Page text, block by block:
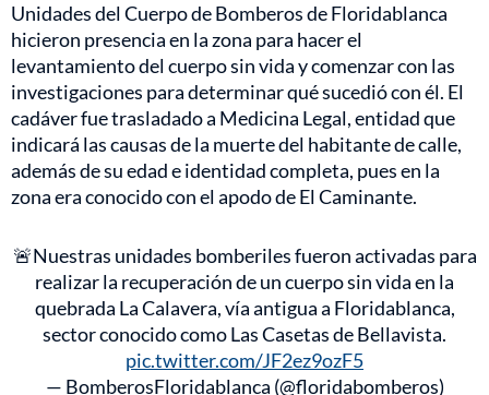
Unidades del Cuerpo de Bomberos de Floridablanca
hicieron presencia en la zona para hacer el
levantamiento del cuerpo sin vida y comenzar con las
investigaciones para determinar qué sucedió con él. El
cadáver fue trasladado a Medicina Legal, entidad que
indicará las causas de la muerte del habitante de calle,
además de su edad e identidad completa, pues en la
zona era conocido con el apodo de El Caminante.
🚨Nuestras unidades bomberiles fueron activadas para
realizar la recuperación de un cuerpo sin vida en la
quebrada La Calavera, vía antigua a Floridablanca,
sector conocido como Las Casetas de Bellavista.
pic.twitter.com/JF2ez9ozF5
— BomberosFloridablanca (@floridabomberos)